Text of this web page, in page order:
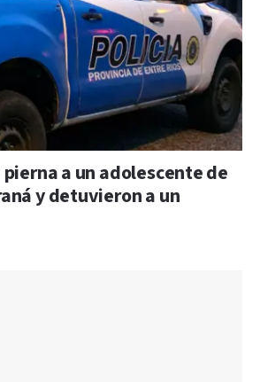
a un adolescente de
y detuvieron a un